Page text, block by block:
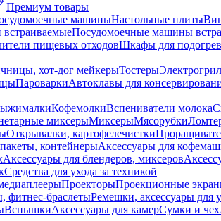
Премиум товары
машиныНастольные плиты
Посудомоечные машины
пищевых отходовШкафы для
хот-дог мейкерыТостеры
ПароваркиАвтоклавы для
КофемолкиВспениватели молока
миксерыМиксерыМясорубки
Открывалки, картофелечистки
контейнерыАксессуары для
Аксессуары для блендеров, миксеров
Средства для ухода за техникой
ПроекторыПроекционные
фитнес-браслетыРемешки, аксессуары для
ВспышкиАксессуары для камерСумки и